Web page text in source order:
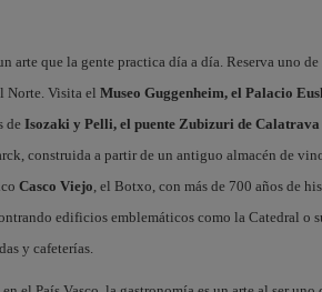
arte que la gente practica día a día. Reserva uno de
Norte. Visita el Museo Guggenheim, el Palacio
de Isozaki y Pelli, el puente Zubizuri de Calatrava
construida a partir de un antiguo almacén de
Casco Viejo, el Botxo, con más de 700 años de
edificios emblemáticos como la Catedral o
y cafeterías.